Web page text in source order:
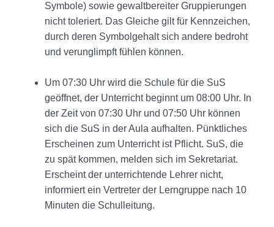
Symbole) sowie gewaltbereiter Gruppierungen
nicht toleriert. Das Gleiche gilt für Kennzeichen,
durch deren Symbolgehalt sich andere bedroht
und verunglimpft fühlen können.
Um 07:30 Uhr wird die Schule für die SuS
geöffnet, der Unterricht beginnt um 08:00 Uhr. In
der Zeit von 07:30 Uhr und 07:50 Uhr können
sich die SuS in der Aula aufhalten. Pünktliches
Erscheinen zum Unterricht ist Pflicht. SuS, die
zu spät kommen, melden sich im Sekretariat.
Erscheint der unterrichtende Lehrer nicht,
informiert ein Vertreter der Lerngruppe nach 10
Minuten die Schulleitung.